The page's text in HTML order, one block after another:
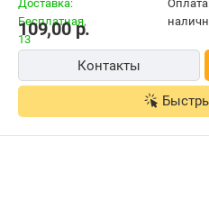
109,00р.
Контакты